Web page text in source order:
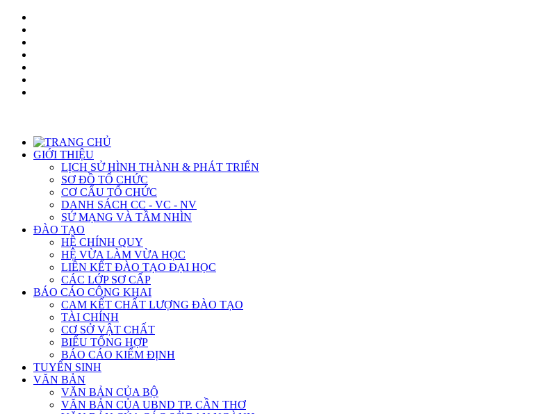
GIỚI THIỆU
LỊCH SỬ HÌNH THÀNH & PHÁT TRIỂN
SƠ ĐỒ TỔ CHỨC
CƠ CẤU TỔ CHỨC
DANH SÁCH CC - VC - NV
SỨ MẠNG VÀ TẦM NHÌN
ĐÀO TẠO
HỆ CHÍNH QUY
HỆ VỪA LÀM VỪA HỌC
LIÊN KẾT ĐÀO TẠO ĐẠI HỌC
CÁC LỚP SƠ CẤP
BÁO CÁO CÔNG KHAI
CAM KẾT CHẤT LƯỢNG ĐÀO TẠO
TÀI CHÍNH
CƠ SỞ VẬT CHẤT
BIỂU TỔNG HỢP
BÁO CÁO KIỂM ĐỊNH
TUYỂN SINH
VĂN BẢN
VĂN BẢN CỦA BỘ
VĂN BẢN CỦA UBND TP. CẦN THƠ